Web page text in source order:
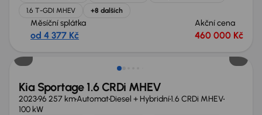
1.6 T-GDI MHEV
+8 dalších
Měsíční splátka
od 4 377 Kč
Akční cena
460 000 Kč
Kia Sportage 1.6 CRDi MHEV
202396 257 kmAutomatDiesel + Hybridní1.6 CRDi MHEV
100 kW